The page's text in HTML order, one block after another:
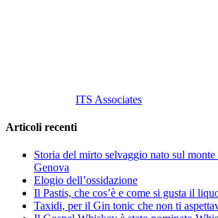
ITS Associates
Articoli recenti
Storia del mirto selvaggio nato sul
Genova
Elogio dell’ossidazione
Il Pastis, che cos’è e come si gusta il
Taxidi, per il Gin tonic che non ti